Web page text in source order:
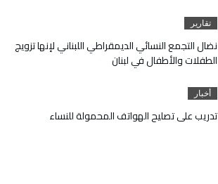
تقارير
نضال التجمع النسائي الديمقراطي اللبناني لإنها تزويج
الطفلات والأطفال في لبنان
أخبار
تدريب على تصليح الهواتف المحمولة للنساء